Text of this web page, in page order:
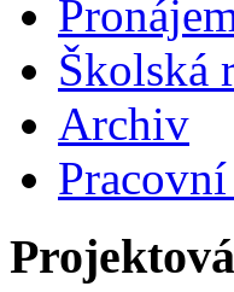
Školská
Archiv